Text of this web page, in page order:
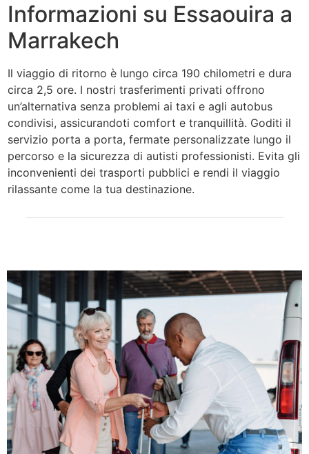
Informazioni su Essaouira a
Marrakech
Il viaggio di ritorno è lungo circa 190 chilometri e dura
circa 2,5 ore. I nostri trasferimenti privati ​​offrono
un’alternativa senza problemi ai taxi e agli autobus
condivisi, assicurandoti comfort e tranquillità. Goditi il ​​
servizio porta a porta, fermate personalizzate lungo il
percorso e la sicurezza di autisti professionisti. Evita gli
inconvenienti dei trasporti pubblici e rendi il viaggio
rilassante come la tua destinazione.